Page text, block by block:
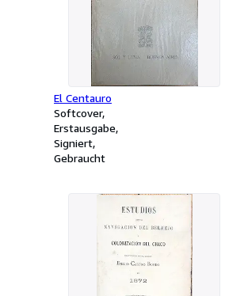
El Centauro
Softcover
Erstausgabe
Signiert
Gebraucht